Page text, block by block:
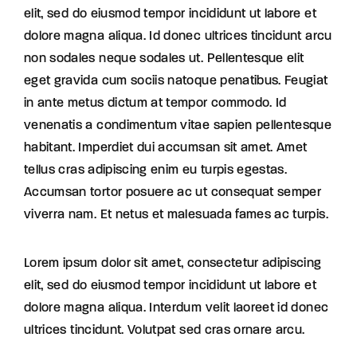
elit, sed do eiusmod tempor incididunt ut labore et
dolore magna aliqua. Id donec ultrices tincidunt arcu
non sodales neque sodales ut. Pellentesque elit
eget gravida cum sociis natoque penatibus. Feugiat
in ante metus dictum at tempor commodo. Id
venenatis a condimentum vitae sapien pellentesque
habitant. Imperdiet dui accumsan sit amet. Amet
tellus cras adipiscing enim eu turpis egestas.
Accumsan tortor posuere ac ut consequat semper
viverra nam. Et netus et malesuada fames ac turpis.
Lorem ipsum dolor sit amet, consectetur adipiscing
elit, sed do eiusmod tempor incididunt ut labore et
dolore magna aliqua. Interdum velit laoreet id donec
ultrices tincidunt. Volutpat sed cras ornare arcu.